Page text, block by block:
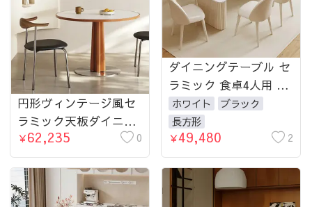
ダイニングテーブル セ
ラミック 食卓4人用 6
人用 4人 ホワイト ブラ
ック 大理石柄 幅120
140 160 180cm おしゃ
れ ダイニング
ホワイト
ブラック
長方形
￥49,480 2
円形ヴィンテージ風セ
ラミック天板ダイニン
グテーブル 北欧ナチュ
ラル 小さめサイズ 無
垢材 モダン シンプル
hjj-3667
￥62,235 0